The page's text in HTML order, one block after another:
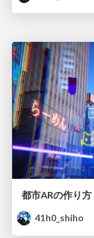
都市ARの作り
41h0_shiho